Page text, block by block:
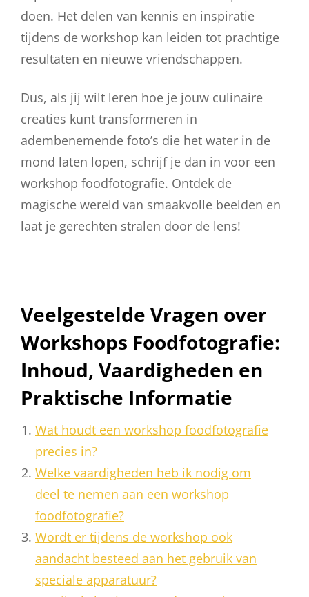
doen. Het delen van kennis en inspiratie
tijdens de workshop kan leiden tot prachtige
resultaten en nieuwe vriendschappen.
Dus, als jij wilt leren hoe je jouw culinaire
creaties kunt transformeren in
adembenemende foto’s die het water in de
mond laten lopen, schrijf je dan in voor een
workshop foodfotografie. Ontdek de
magische wereld van smaakvolle beelden en
laat je gerechten stralen door de lens!
Veelgestelde Vragen over
Workshops Foodfotografie:
Inhoud, Vaardigheden en
Praktische Informatie
Wat houdt een workshop foodfotografie
precies in?
Welke vaardigheden heb ik nodig om
deel te nemen aan een workshop
foodfotografie?
Wordt er tijdens de workshop ook
aandacht besteed aan het gebruik van
speciale apparatuur?